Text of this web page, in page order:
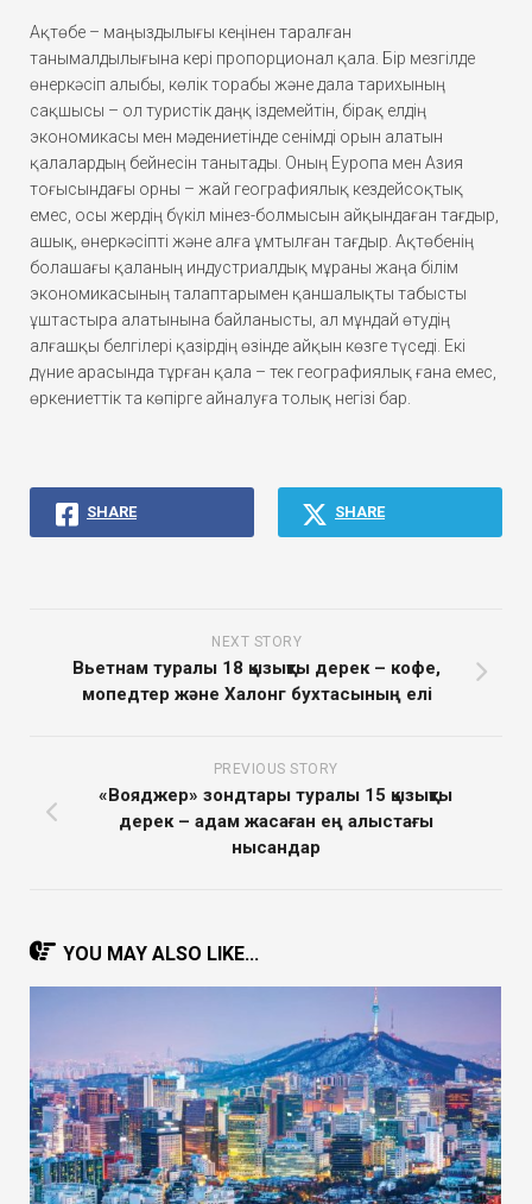
Ақтөбе – маңыздылығы кеңінен таралған
танымалдылығына кері пропорционал қала. Бір мезгілде
өнеркәсіп алыбы, көлік торабы және дала тарихының
сақшысы – ол туристік даңқ іздемейтін, бірақ елдің
экономикасы мен мәдениетінде сенімді орын алатын
қалалардың бейнесін танытады. Оның Еуропа мен Азия
тоғысындағы орны – жай географиялық кездейсоқтық
емес, осы жердің бүкіл мінез-болмысын айқындаған тағдыр,
ашық, өнеркәсіпті және алға ұмтылған тағдыр. Ақтөбенің
болашағы қаланың индустриалдық мұраны жаңа білім
экономикасының талаптарымен қаншалықты табысты
ұштастыра алатынына байланысты, ал мұндай өтудің
алғашқы белгілері қазірдің өзінде айқын көзге түседі. Екі
дүние арасында тұрған қала – тек географиялық ғана емес,
өркениеттік та көпірге айналуға толық негізі бар.
SHARE SHARE
NEXT STORY
Вьетнам туралы 18 қызықты дерек – кофе,
мопедтер және Халонг бухтасының елі
PREVIOUS STORY
«Вояджер» зондтары туралы 15 қызықты
дерек – адам жасаған ең алыстағы
нысандар
YOU MAY ALSO LIKE...